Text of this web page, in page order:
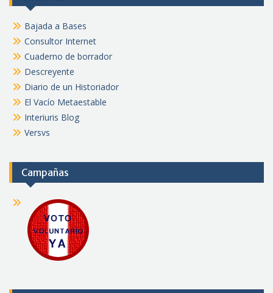
Bajada a Bases
Consultor Internet
Cuaderno de borrador
Descreyente
Diario de un Historiador
El Vacío Metaestable
Interiuris Blog
Versvs
Campañas